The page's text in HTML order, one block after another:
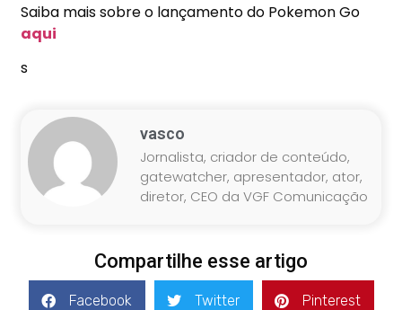
Saiba mais sobre o lançamento do Pokemon Go
aqui
s
vasco
Jornalista, criador de conteúdo,
gatewatcher, apresentador, ator,
diretor, CEO da VGF Comunicação
Compartilhe esse artigo
Facebook Twitter Pinterest